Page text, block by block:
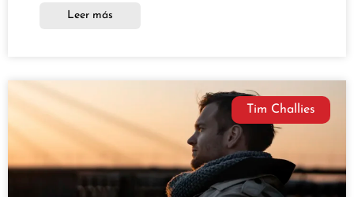
Leer más
Tim Challies